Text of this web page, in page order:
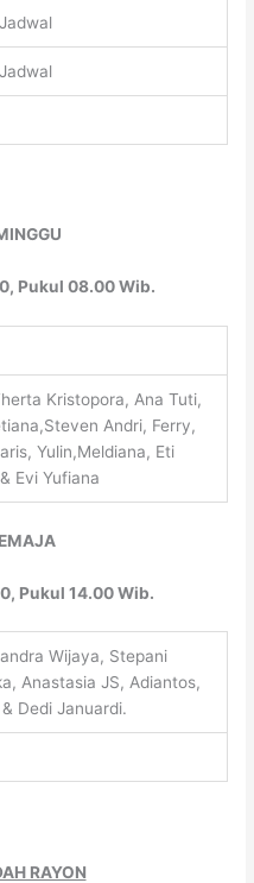
Pukul 08.00 Wib.
Kristopora, Ana Tuti,
Andri, Ferry,
Yulin,Meldiana, Eti
Evi Yufiana
Pukul 14.00 Wib.
Wijaya, Stepani
Anastasia JS, Adiantos,
Dedi Januardi.
RAYON